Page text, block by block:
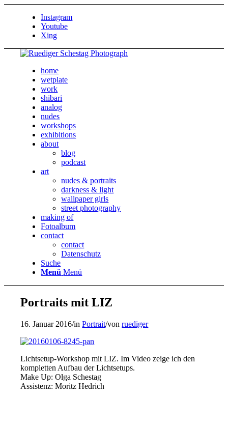
Instagram
Youtube
Xing
home
wetplate
work
shibari
analog
nudes
workshops
exhibitions
about
blog
podcast
art
nudes & portraits
darkness & light
wallpaper girls
street photography
making of
Fotoalbum
contact
contact
Datenschutz
Suche
Menü Menü
Portraits mit LIZ
16. Januar 2016/inPortrait/vonruediger
Lichtsetup-Workshop mit LIZ. Im Video zeige ich den
kompletten Aufbau der Lichtsetups.
Make Up: Olga Schestag
Assistenz: Moritz Hedrich